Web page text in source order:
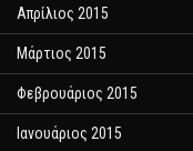
Απρίλιος 2015
Μάρτιος 2015
Φεβρουάριος 2015
Ιανουάριος 2015